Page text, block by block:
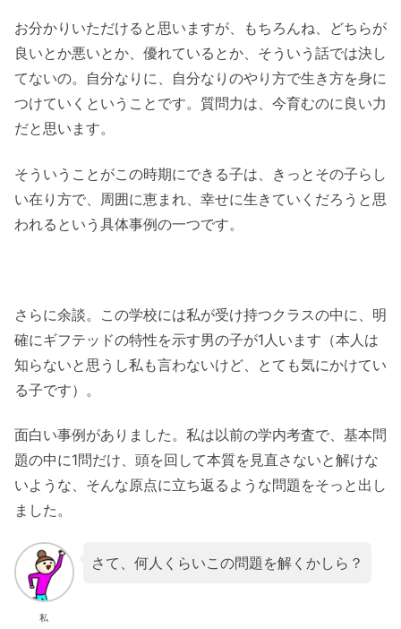
お分かりいただけると思いますが、もちろんね、どちらが
良いとか悪いとか、優れているとか、そういう話では決し
てないの。自分なりに、自分なりのやり方で生き方を身に
つけていくということです。質問力は、今育むのに良い力
だと思います。
そういうことがこの時期にできる子は、きっとその子らし
い在り方で、周囲に恵まれ、幸せに生きていくだろうと思
われるという具体事例の一つです。
さらに余談。この学校には私が受け持つクラスの中に、明
確にギフテッドの特性を示す男の子が1人います（本人は
知らないと思うし私も言わないけど、とても気にかけてい
る子です）。
面白い事例がありました。私は以前の学内考査で、基本問
題の中に1問だけ、頭を回して本質を見直さないと解けな
いような、そんな原点に立ち返るような問題をそっと出し
ました。
私
さて、何人くらいこの問題を解くかしら？